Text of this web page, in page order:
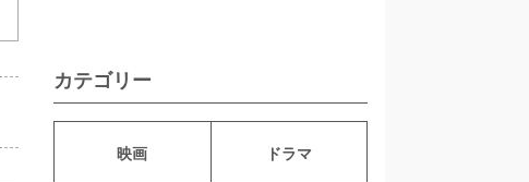
カテゴリー
映画 ドラマ